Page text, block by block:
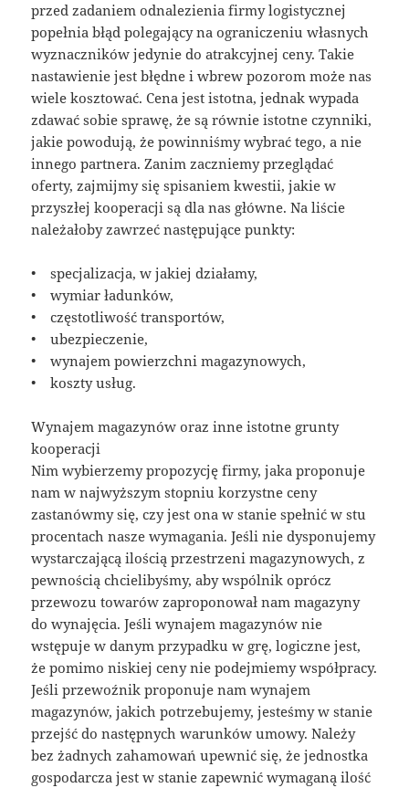
przed zadaniem odnalezienia firmy logistycznej
popełnia błąd polegający na ograniczeniu własnych
wyznaczników jedynie do atrakcyjnej ceny. Takie
nastawienie jest błędne i wbrew pozorom może nas
wiele kosztować. Cena jest istotna, jednak wypada
zdawać sobie sprawę, że są równie istotne czynniki,
jakie powodują, że powinniśmy wybrać tego, a nie
innego partnera. Zanim zaczniemy przeglądać
oferty, zajmijmy się spisaniem kwestii, jakie w
przyszłej kooperacji są dla nas główne. Na liście
należałoby zawrzeć następujące punkty:
• specjalizacja, w jakiej działamy,
• wymiar ładunków,
• częstotliwość transportów,
• ubezpieczenie,
• wynajem powierzchni magazynowych,
• koszty usług.
Wynajem magazynów oraz inne istotne grunty
kooperacji
Nim wybierzemy propozycję firmy, jaka proponuje
nam w najwyższym stopniu korzystne ceny
zastanówmy się, czy jest ona w stanie spełnić w stu
procentach nasze wymagania. Jeśli nie dysponujemy
wystarczającą ilością przestrzeni magazynowych, z
pewnością chcielibyśmy, aby wspólnik oprócz
przewozu towarów zaproponował nam magazyny
do wynajęcia. Jeśli wynajem magazynów nie
wstępuje w danym przypadku w grę, logiczne jest,
że pomimo niskiej ceny nie podejmiemy współpracy.
Jeśli przewoźnik proponuje nam wynajem
magazynów, jakich potrzebujemy, jesteśmy w stanie
przejść do następnych warunków umowy. Należy
bez żadnych zahamowań upewnić się, że jednostka
gospodarcza jest w stanie zapewnić wymaganą ilość